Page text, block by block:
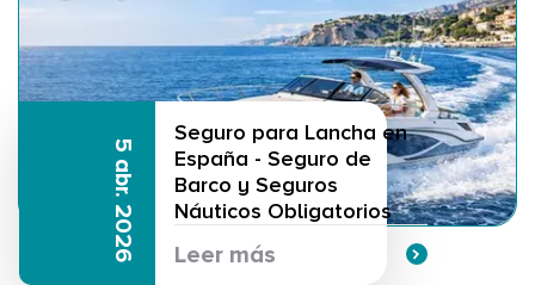
5 abr. 2026
Seguro para Lancha en
España - Seguro de
Barco y Seguros
Náuticos Obligatorios
Leer más